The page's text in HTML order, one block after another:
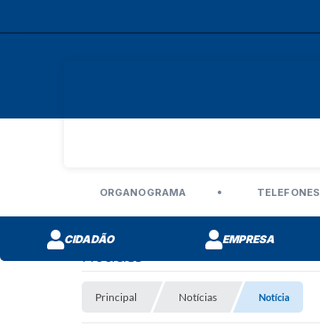
ORGANOGRAMA TELEFONES
CIDADÃO EMPRESA
Principal Notícias Notícia